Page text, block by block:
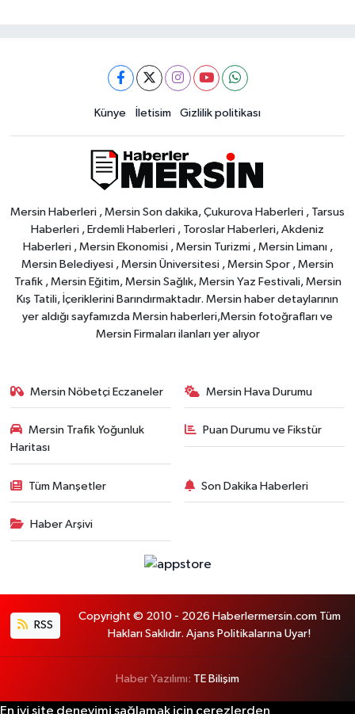
Künye İletisim Gizlilik politikası
Mersin Haberleri , Mersin Son dakika, Çukurova Haberleri , Tarsus
Haberleri , Erdemli Haberleri , Toroslar Haberleri, Akdeniz
Haberleri , Mersin Ekonomisi , Mersin Turizmi , Mersin Limanı ,
Mersin Belediyesi , Mersin Üniversitesi , Mersin Spor , Mersin
Trafik , Mersin Eğitim, Mersin Sağlık, Mersin Yaz Festivali, Mersin
Kış Tatili, İçeriklerini Barındırmaktadır. Mersin haber detaylarının
yer aldığı sayfamızda Mersin haberleri,Mersin fotoğrafları ve
Mersin Firmaları ilanları yer alıyor
Mersin Nöbetçi Eczaneler Mersin Hava Durumu
Mersin Trafik Yoğunluk
Haritası
Puan Durumu ve Fikstür
Tüm Manşetler Son Dakika Haberleri
Haber Arşivi
RSS
Copyright © 2010 - 2026 Haberlermersin.com Tüm
Hakları Saklıdır. Ajans Politikalarına Uyar!
Haber Yazılımı: TE Bilişim